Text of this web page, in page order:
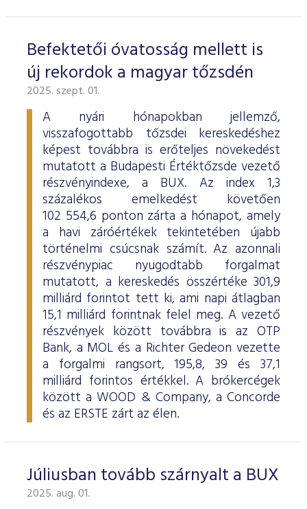
Befektetői óvatosság mellett is
új rekordok a magyar tőzsdén
2025. szept. 01.
A nyári hónapokban jellemző,
visszafogottabb tőzsdei kereskedéshez
képest továbbra is erőteljes növekedést
mutatott a Budapesti Értéktőzsde vezető
részvényindexe, a BUX. Az index 1,3
százalékos emelkedést követően
102 554,6 ponton zárta a hónapot, amely
a havi záróértékek tekintetében újabb
történelmi csúcsnak számít. Az azonnali
részvénypiac nyugodtabb forgalmat
mutatott, a kereskedés összértéke 301,9
milliárd forintot tett ki, ami napi átlagban
15,1 milliárd forintnak felel meg. A vezető
részvények között továbbra is az OTP
Bank, a MOL és a Richter Gedeon vezette
a forgalmi rangsort, 195,8, 39 és 37,1
milliárd forintos értékkel. A brókercégek
között a WOOD & Company, a Concorde
és az ERSTE zárt az élen.
Júliusban tovább szárnyalt a BUX
2025. aug. 01.